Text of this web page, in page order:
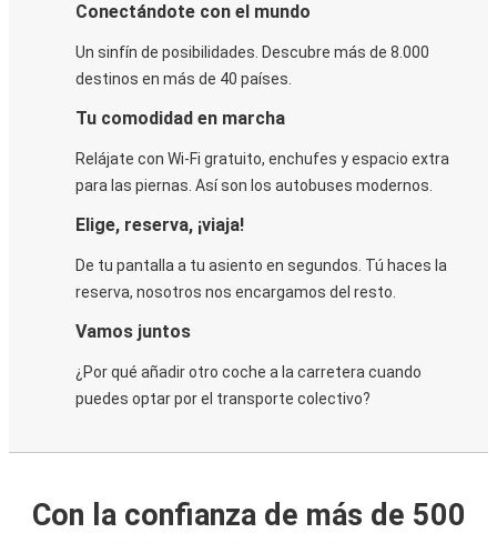
Conectándote con el mundo
Un sinfín de posibilidades. Descubre más de 8.000
destinos en más de 40 países.
Tu comodidad en marcha
Relájate con Wi-Fi gratuito, enchufes y espacio extra
para las piernas. Así son los autobuses modernos.
Elige, reserva, ¡viaja!
De tu pantalla a tu asiento en segundos. Tú haces la
reserva, nosotros nos encargamos del resto.
Vamos juntos
¿Por qué añadir otro coche a la carretera cuando
puedes optar por el transporte colectivo?
Con la confianza de más de 500